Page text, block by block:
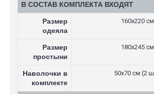
В СОСТАВ КОМПЛЕКТА ВХОДЯТ
Размер
одеяла
160х220 см
Размер
простыни
180х245 см
Наволочки в
комплекте
50х70 см (2